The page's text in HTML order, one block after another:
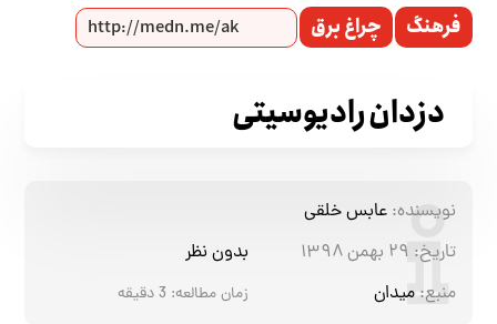
فرهنگ چراغ برق
دزدان رادیوسیتی
نویسنده: عابس خلقی
تاریخ: ۲۹ بهمن ۱۳۹۸
بدون نظر
منبع: میدان زمان مطالعه: 3دقیقه